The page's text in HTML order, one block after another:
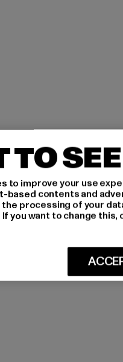
TO
to improve your use
based contents and
the processing of your
you want to change this,